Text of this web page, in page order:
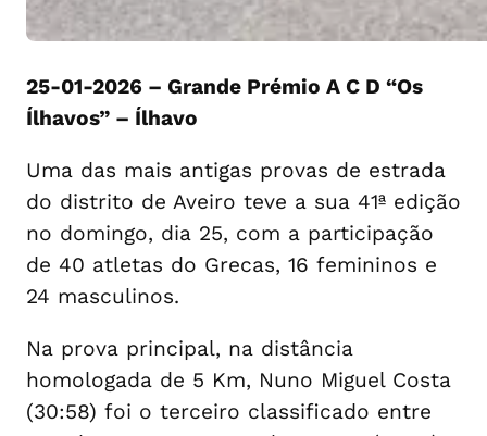
25-01-2026 – Grande Prémio A C D “Os
Ílhavos” – Ílhavo
Uma das mais antigas provas de estrada
do distrito de Aveiro teve a sua 41ª edição
no domingo, dia 25, com a participação
de 40 atletas do Grecas, 16 femininos e
24 masculinos.
Na prova principal, na distância
homologada de 5 Km, Nuno Miguel Costa
(30:58) foi o terceiro classificado entre